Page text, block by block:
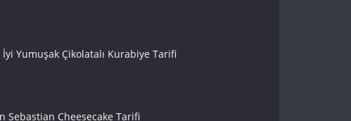
İyi Yumuşak Çikolatalı Kurabiye Tarifi
Sebastian Cheesecake Tarifi